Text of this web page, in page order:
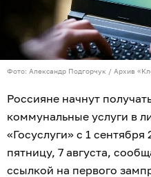
Фото: Александр Подгорчук / Архив
Россияне начнут
коммунальные услуги в
«Госуслуги» с 1
пятницу, 7 августа,
ссылкой на первого